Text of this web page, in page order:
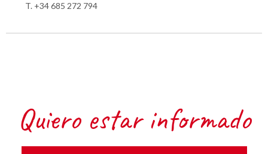
T. +34 685 272 794
Quiero estar informado